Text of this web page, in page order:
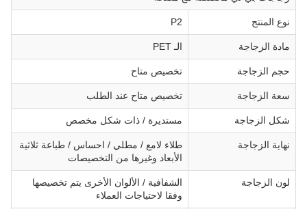
نوع المنتج P2
مادة الزجاجة الـ PET
حجم الزجاجة تخصيص متاح
سعة الزجاجة تخصيص متاح عند الطلب
شكل الزجاجة مستديرة / ذات شكل مخصص
نهاية الزجاجة
طلاء لامع / مطلي / احساس / طباعة ثلاثية
الأبعاد وغيرها من التخصيصات
لون الزجاجة
الشفافية / الألوان الأخرى يتم تخصيصها
وفقا لاحتياجات العملاء